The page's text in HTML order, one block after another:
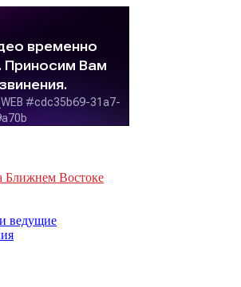
Ближнем Востоке
ведущие